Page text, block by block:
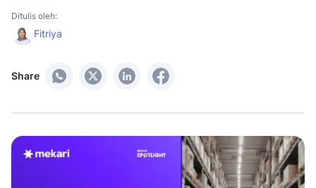
Share
Ditulis oleh:
Fitriya